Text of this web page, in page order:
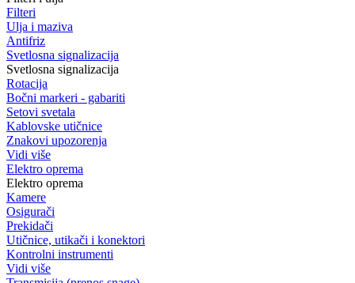
Filteri
Ulja i maziva
Antifriz
Svetlosna signalizacija
Svetlosna signalizacija
Rotacija
Bočni markeri - gabariti
Setovi svetala
Kablovske utičnice
Znakovi upozorenja
Vidi više
Elektro oprema
Elektro oprema
Kamere
Osigurači
Prekidači
Utičnice, utikači i konektori
Kontrolni instrumenti
Vidi više